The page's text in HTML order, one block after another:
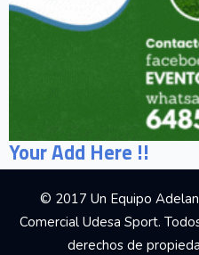
Your Add Here !!
© 2017 Un Equipo
Comercial Udesa Sport.
derechos de